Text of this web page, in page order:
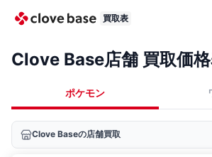
買取表
Clove Base店舗 買取価
ポケモン
Clove Baseの店舗買取